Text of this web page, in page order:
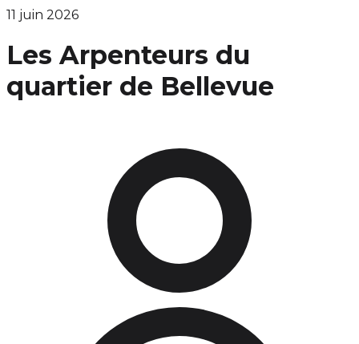
11 juin 2026
Les Arpenteurs du
quartier de Bellevue